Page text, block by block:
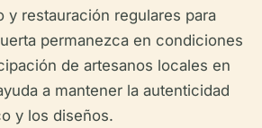
y restauración regulares para
permanezca en condiciones
de artesanos locales en
a mantener la autenticidad
y los diseños.